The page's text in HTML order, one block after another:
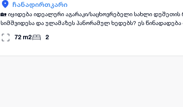
ჩანადირთკარი
🏡 იყიდება იდეალური აგარაკი/საცხოვრებელი სახლი
სიმშვიდესა და ულამაზეს პანორამულ ხედებს? ეს
დასახლებაში, რომელიც გამოირჩევა როგორც საუკეთესო
ძირითადი მახასიათებლები: 📐 სახლის ფართობი: 72 კვ.მ. 🌳 მიწის ნაკვეთის ფართობი: 515 კვ.მ. (სასოფლო-სამეურნეო
72 m2 2